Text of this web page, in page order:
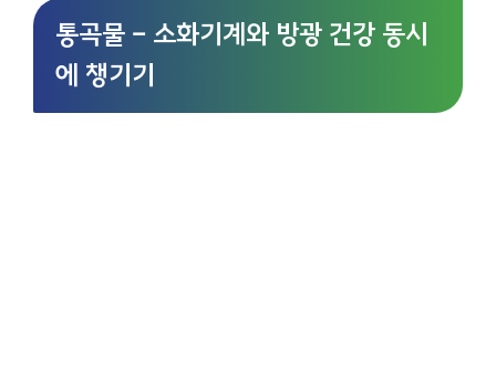
통곡물 – 소화기계와 방광 건강 동시
에 챙기기